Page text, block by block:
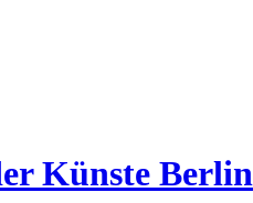
Künste Berlin